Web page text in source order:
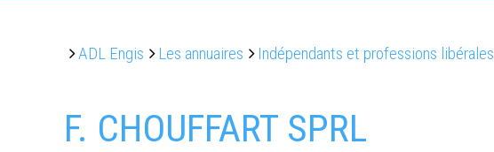
ADL Engis Les annuaires Indépendants et professions libérales
F. CHOUFFART SPRL